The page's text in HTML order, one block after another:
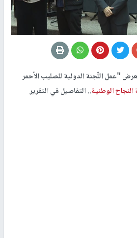
"عمل اللّجنة الدولية للصليب الأحمر
الوطنية.. التفاصيل في التقرير